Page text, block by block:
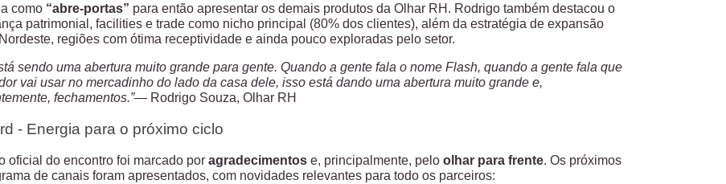
como “abre-portas” para então apresentar os demais produtos da Olhar RH. Rodrigo também destacou o
patrimonial, facilities e trade como nicho principal (80% dos clientes), além da estratégia de expansão
regiões com ótima receptividade e ainda pouco exploradas pelo setor.
sendo uma abertura muito grande para gente. Quando a gente fala o nome Flash, quando a gente fala que
vai usar no mercadinho do lado da casa dele, isso está dando uma abertura muito grande e,
fechamentos.”— Rodrigo Souza, Olhar RH
- Energia para o próximo ciclo
oficial do encontro foi marcado por agradecimentos e, principalmente, pelo olhar para frente. Os próximos
de canais foram apresentados, com novidades relevantes para todo os parceiros: